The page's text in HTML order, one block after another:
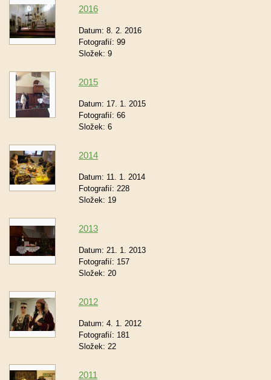
2016
Datum: 8. 2. 2016
Fotografií: 99
Složek: 9
2015
Datum: 17. 1. 2015
Fotografií: 66
Složek: 6
2014
Datum: 11. 1. 2014
Fotografií: 228
Složek: 19
2013
Datum: 21. 1. 2013
Fotografií: 157
Složek: 20
2012
Datum: 4. 1. 2012
Fotografií: 181
Složek: 22
2011